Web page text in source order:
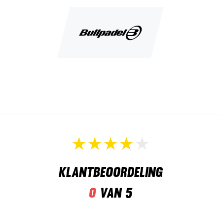
Klantbeoordeling
0van 5